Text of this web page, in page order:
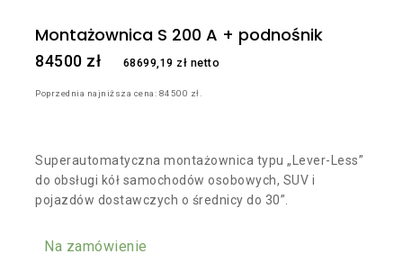
Montażownica S 200 A + podnośnik
84500 zł 68699,19 zł netto
Poprzednia najniższa cena: 84500 zł
Superautomatyczna montażownica typu „Lever-Less”
do obsługi kół samochodów osobowych, SUV i
pojazdów dostawczych o średnicy do 30”.
Na zamówienie